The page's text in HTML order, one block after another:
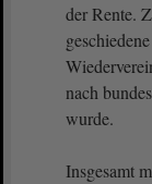
der Rente.
nach
wurde.
Insgesamt